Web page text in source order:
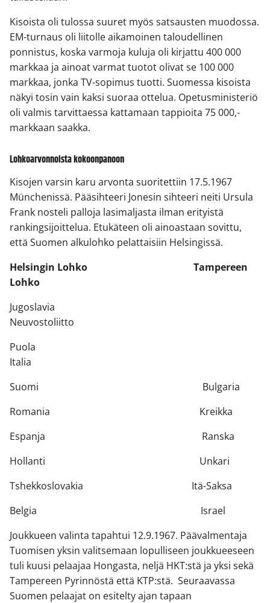
Kisoista oli tulossa suuret myös satsausten muodossa.
EM-turnaus oli liitolle aikamoinen taloudellinen
ponnistus, koska varmoja kuluja oli kirjattu 400 000
markkaa ja ainoat varmat tuotot olivat se 100 000
markkaa, jonka TV-sopimus tuotti. Suomessa kisoista
näkyi tosin vain kaksi suoraa ottelua. Opetusministeriö
oli valmis tarvittaessa kattamaan tappioita 75 000,-
markkaan saakka.
Lohkoarvonnoista kokoonpanoon
Kisojen varsin karu arvonta suoritettiin 17.5.1967
Münchenissä. Pääsihteeri Jonesin sihteeri neiti Ursula
Frank nosteli palloja lasimaljasta ilman erityistä
rankingsijoittelua. Etukäteen oli ainoastaan sovittu,
että Suomen alkulohko pelattaisiin Helsingissä.
Helsingin Lohko
Tampereen
Lohko
Jugoslavia
Neuvostoliitto
Puola
Italia
Suomi Bulgaria
Romania Kreikka
Espanja Ranska
Hollanti Unkari
Tshekkoslovakia Itä-Saksa
Belgia Israel
Joukkueen valinta tapahtui 12.9.1967. Päävalmentaja
Tuomisen yksin valitsemaan lopulliseen joukkueeseen
tuli kuusi pelaajaa Hongasta, neljä HKT:stä ja yksi sekä
Tampereen Pyrinnöstä että KTP:stä. Seuraavassa
Suomen pelaajat on esitelty ajan tapaan